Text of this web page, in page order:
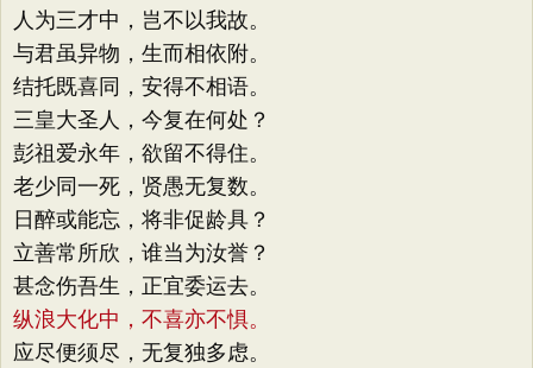
人为三才中，岂不以我故。
与君虽异物，生而相依附。
结托既喜同，安得不相语。
三皇大圣人，今复在何处？
彭祖爱永年，欲留不得住。
老少同一死，贤愚无复数。
日醉或能忘，将非促龄具？
立善常所欣，谁当为汝誉？
甚念伤吾生，正宜委运去。
纵浪大化中，不喜亦不惧。
应尽便须尽，无复独多虑。